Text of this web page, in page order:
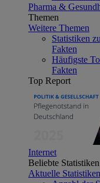
Pharma &
Themen
Weitere Themen
Statistiken
Fakten
Häufigste
Fakten
Top Report
Internet
Beliebte Statistiken
Aktuelle Statistiken